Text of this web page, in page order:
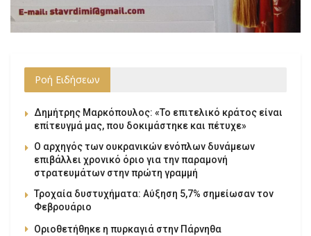
Ροή Ειδήσεων
Δημήτρης Μαρκόπουλος: «Το επιτελικό κράτος είναι
επίτευγμά μας, που δοκιμάστηκε και πέτυχε»
Ο αρχηγός των ουκρανικών ενόπλων δυνάμεων
επιβάλλει χρονικό όριο για την παραμονή
στρατευμάτων στην πρώτη γραμμή
Τροχαία δυστυχήματα: Αύξηση 5,7% σημείωσαν τον
Φεβρουάριο
Οριοθετήθηκε η πυρκαγιά στην Πάρνηθα